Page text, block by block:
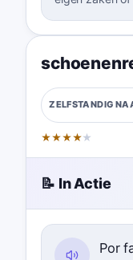
ZELFSTANDIG
★★★★★
📝 In Actie
Por